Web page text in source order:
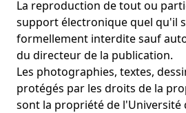
La reproduction de tout ou
support électronique quel qu'il
formellement interdite sauf
du directeur de la publication.
Les photographies, textes,
protégés par les droits de la
sont la propriété de l'Université